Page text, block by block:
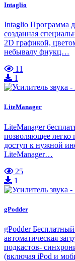
Intaglio
Intaglio Программа
созданная
2D графикой,
небывалу фнукц…
11
1
LiteManager
LiteManager
позволяющее легко
доступ к нужной
LiteManager…
25
1
gPodder
gPodder
автоматическая
подкастов-
(включая iPod и